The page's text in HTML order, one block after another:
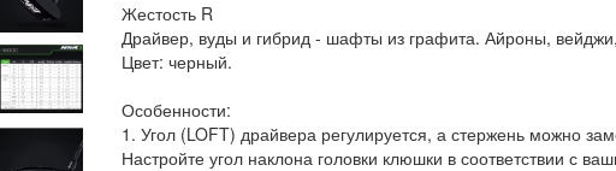
Жестость R
Драйвер, вуды и гибрид - шафты из графита. Айроны,
Цвет: черный.
Особенности:
1. Угол (LOFT) драйвера регулируется, а стержень можно
Настройте угол наклона головки клюшки в соответствии с